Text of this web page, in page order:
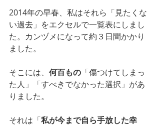
2014年の早春、私はそれら「見たくな
い過去」をエクセルで一覧表にしまし
た。カンヅメになって約３日間かかり
ました。
そこには、 何百もの 「傷つけてしまっ
た人」「すべきでなかった選択」があ
りました。
それは「私が今まで自ら手放した幸